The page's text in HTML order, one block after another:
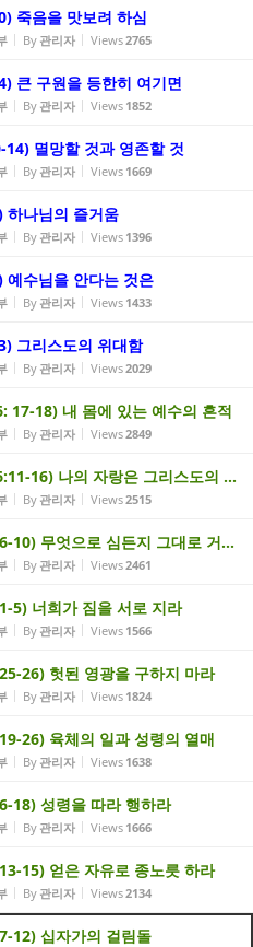
죽음을 맛보려 하심
By 관리자 Views2765
큰 구원을 등한히 여기면
By 관리자 Views 1852
멸망할 것과 영존할 것
By 관리자 Views 1669
하나님의 즐거움
By 관리자 Views 1396
수님을 안다는 것은
By 관리자 Views 1433
그리스도의 위대함
By 관리자 Views2029
17-18) 내 몸에 있는 예수의 흔적
By 관리자 Views2849
16) 나의 자랑은 그리스도의 ...
By 관리자 Views2515
10) 무엇으로 심든지 그대로 거...
By 관리자 Views2461
5) 너희가 짐을 서로 지라
By 관리자 Views 1566
26) 헛된 영광을 구하지 마라
By 관리자 Views 1824
26) 육체의 일과 성령의 열매
By 관리자 Views 1638
18) 성령을 따라 행하라
By 관리자 Views 1666
15) 얻은 자유로 종노릇 하라
By 관리자 Views2134
12) 십자가의 걸림돌